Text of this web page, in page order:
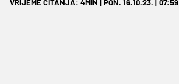
VRIJEME ČITANJA: 4MIN | PON. 16.10.23. | 07:59